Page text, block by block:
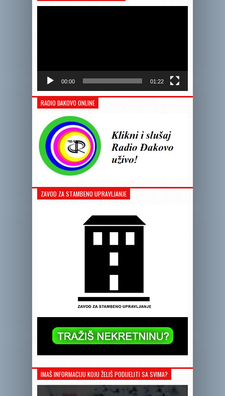
00:00 01:22
RADIO ĐAKOVO ONLINE
ZAVOD ZA STAMBENO UPRAVLJANJE
IMAŠ INFORMACIJU KOJU ŽELIŠ PODIJELITI SA SVIMA?